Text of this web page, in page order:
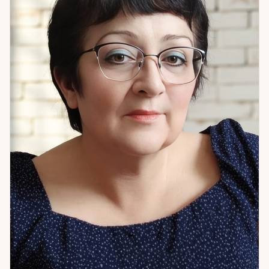
Астропсихологический подход позволяет увидеть не
только событие, но и внутреннюю динамику — то, что
создаёт ситуацию снова и снова. Если вам важна не просто
«правда», а понимание — что именно происходит и что с
этим делать — приходите на консультацию.